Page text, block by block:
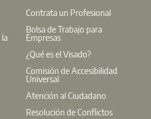
es el nuevo portal del Colegio
personalizable y directo para
y benefíciate de nuevas
Contrata un Profesional
Bolsa de Trabajo para
Empresas
¿Qué es el Visado?
Comisión de Accesibilidad
Universal
Atención al Ciudadano
Resolución de Conflictos